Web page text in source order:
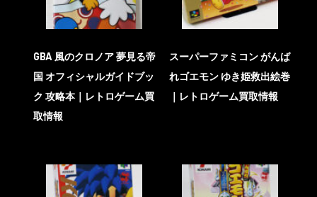
GBA 風のクロノア 夢見る帝
国 オフィシャルガイドブッ
ク 攻略本｜レトロゲーム買
取情報
スーパーファミコン がんば
れゴエモン ゆき姫救出絵巻
｜レトロゲーム買取情報